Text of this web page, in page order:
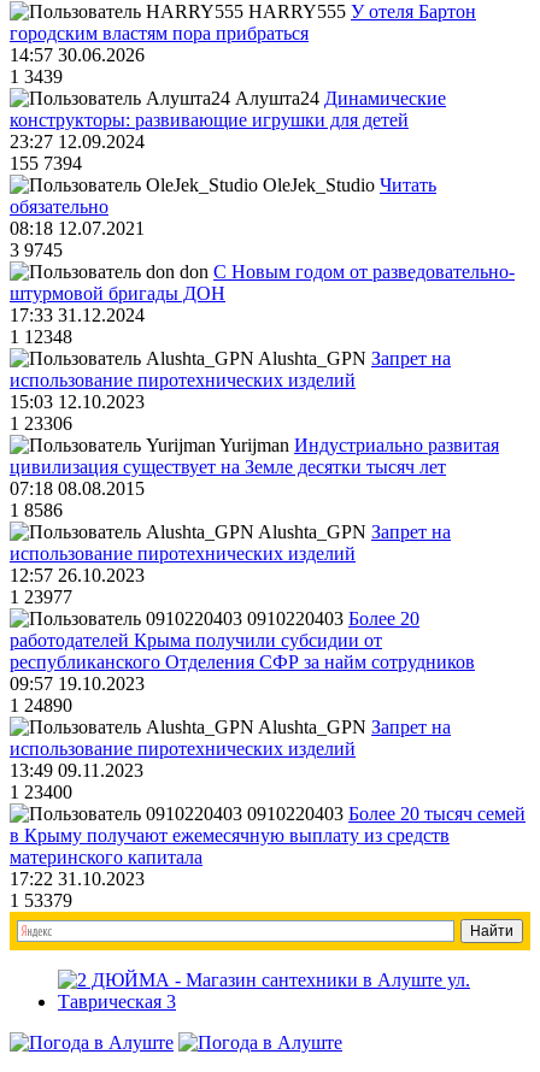
HARRY555 У отеля Бартон
городским властям пора прибраться
14:57 30.06.2026
1 3439
Алушта24 Динамические
конструкторы: развивающие игрушки для детей
23:27 12.09.2024
155 7394
OleJek_Studio Читать
обязательно
08:18 12.07.2021
3 9745
don С Новым годом от разведовательно-
штурмовой бригады ДОН
17:33 31.12.2024
1 12348
Alushta_GPN Запрет на
использование пиротехнических изделий
15:03 12.10.2023
1 23306
Yurijman Индустриально развитая
цивилизация существует на Земле десятки тысяч лет
07:18 08.08.2015
1 8586
Alushta_GPN Запрет на
использование пиротехнических изделий
12:57 26.10.2023
1 23977
0910220403 Более 20
работодателей Крыма получили субсидии от
республиканского Отделения СФР за найм сотрудников
09:57 19.10.2023
1 24890
Alushta_GPN Запрет на
использование пиротехнических изделий
13:49 09.11.2023
1 23400
0910220403 Более 20 тысяч семей
в Крыму получают ежемесячную выплату из средств
материнского капитала
17:22 31.10.2023
1 53379